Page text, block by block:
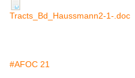
Tracts_Bd_Haussmann2-1-.doc
#AFOC 21